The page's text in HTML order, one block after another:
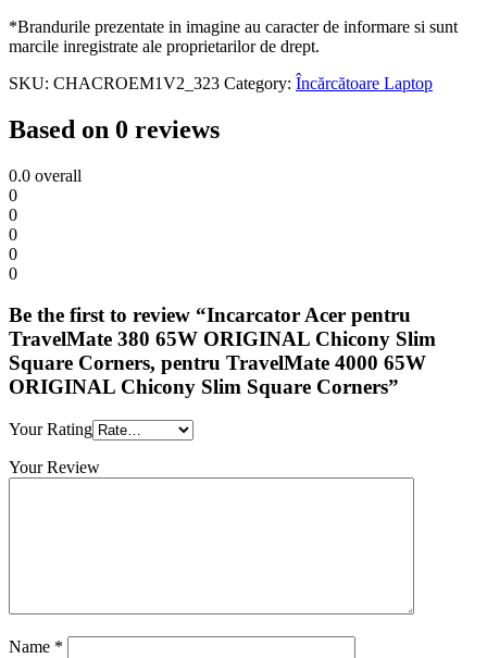
*Brandurile prezentate in imagine au caracter de informare si sunt
marcile inregistrate ale proprietarilor de drept.
SKU: CHACROEM1V2_323 Category: Încărcătoare Laptop
Based on 0 reviews
0.0 overall
0
0
0
0
0
Be the first to review “Incarcator Acer pentru
TravelMate 380 65W ORIGINAL Chicony Slim
Square Corners, pentru TravelMate 4000 65W
ORIGINAL Chicony Slim Square Corners”
Your Rating
Your Review
Name *